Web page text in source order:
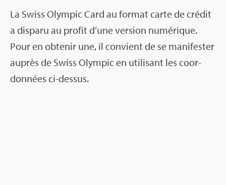
La Swiss Olym­pic Card au for­mat carte de cré­dit
a dis­paru au pro­fit d’une ver­sion numé­rique.
Pour en obte­nir une, il convient de se mani­fes­ter
auprès de Swiss Olym­pic en uti­li­sant les coor­
don­nées ci-des­sus.